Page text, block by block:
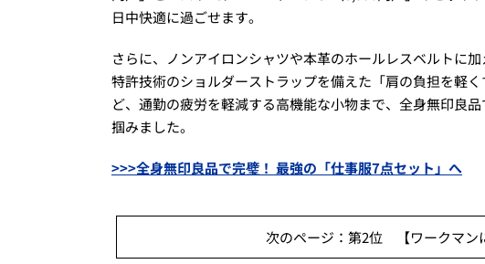
日中快適に過ごせます。
さらに、ノンアイロンシャツや本革のホールレスベルトに
特許技術のショルダーストラップを備えた「肩の負担を軽
ど、通勤の疲労を軽減する高機能な小物まで、全身無印良
掴みました。
>>>全身無印良品で完璧！ 最強の「仕事服7点セット」へ
次のページ：第2位 【ワークマン